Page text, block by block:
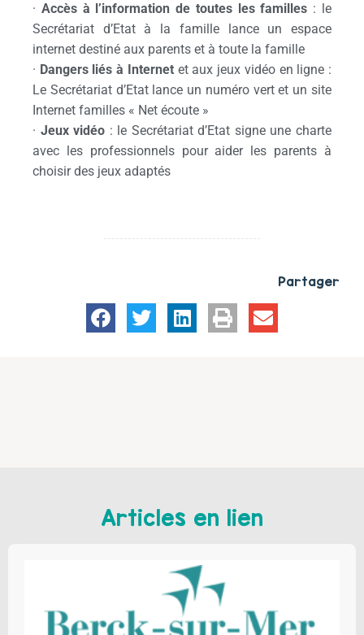
· Accès à l’information de toutes les familles : le
Secrétariat d’Etat à la famille lance un espace
internet destiné aux parents et à toute la famille
· Dangers liés à Internetet aux jeux vidéo en ligne :
Le Secrétariat d’Etat lance un numéro vert et un site
Internet familles « Net écoute »
· Jeux vidéo : le Secrétariat d’Etat signe une charte
avec les professionnels pour aider les parents à
choisir des jeux adaptés
Partager
Articles en lien